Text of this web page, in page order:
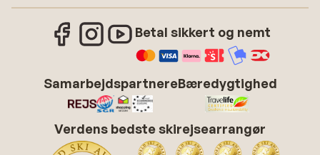
Betal sikkert og nemt
SamarbejdspartnereBæredygtighed
Verdens bedste skirejsearrangør